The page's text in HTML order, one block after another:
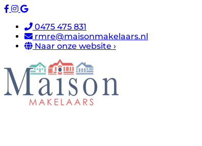
0475 475 831
rmre@maisonmakelaars.nl
Naar onze website ›